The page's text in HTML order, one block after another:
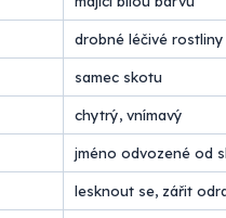
drobné léčivé rostliny
samec skotu
chytrý, vnímavý
jméno odvozené od
lesknout se, zářit